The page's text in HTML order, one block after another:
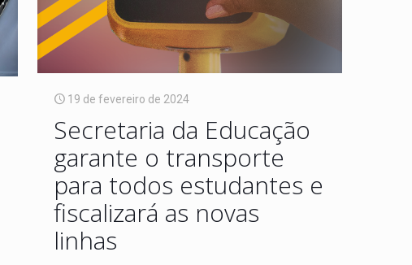
19 de fevereiro de 2024
Secretaria da Educação
garante o transporte
para todos estudantes e
fiscalizará as novas
linhas